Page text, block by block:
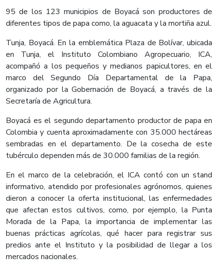
95 de los 123 municipios de Boyacá son productores de
diferentes tipos de papa como, la aguacata y la mortiña azul.
Tunja, Boyacá. En la emblemática Plaza de Bolívar, ubicada
en Tunja, el Instituto Colombiano Agropecuario, ICA,
acompañó a los pequeños y medianos papicultores, en el
marco del Segundo Día Departamental de la Papa,
organizado por la Gobernación de Boyacá, a través de la
Secretaría de Agricultura.
Boyacá es el segundo departamento productor de papa en
Colombia y cuenta aproximadamente con 35.000 hectáreas
sembradas en el departamento. De la cosecha de este
tubérculo dependen más de 30.000 familias de la región.
En el marco de la celebración, el ICA contó con un stand
informativo, atendido por profesionales agrónomos, quienes
dieron a conocer la oferta institucional, las enfermedades
que afectan estos cultivos, como, por ejemplo, la Punta
Morada de la Papa, la importancia de implementar las
buenas prácticas agrícolas, qué hacer para registrar sus
predios ante el Instituto y la posibilidad de llegar a los
mercados nacionales.